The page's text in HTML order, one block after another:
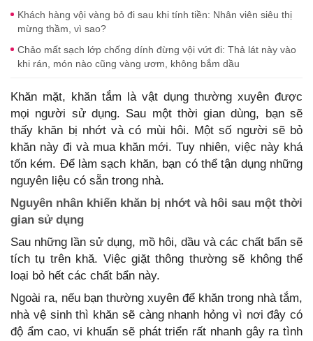
Khách hàng vội vàng bỏ đi sau khi tính tiền: Nhân viên siêu thị
mừng thầm, vì sao?
Chảo mất sạch lớp chống dính đừng vội vứt đi: Thả lát này vào
khi rán, món nào cũng vàng ươm, không bắm dầu
Khăn mặt, khăn tắm là vật dụng thường xuyên được
mọi người sử dụng. Sau một thời gian dùng, bạn sẽ
thấy khăn bị nhớt và có mùi hôi. Một số người sẽ bỏ
khăn này đi và mua khăn mới. Tuy nhiên, việc này khá
tốn kém. Để làm sạch khăn, bạn có thể tận dụng những
nguyên liệu có sẵn trong nhà.
Nguyên nhân khiến khăn bị nhớt và hôi sau một thời
gian sử dụng
Sau những lần sử dụng, mồ hôi, dầu và các chất bẩn sẽ
tích tụ trên khă. Việc giặt thông thường sẽ không thể
loại bỏ hết các chất bẩn này.
Ngoài ra, nếu bạn thường xuyên để khăn trong nhà tắm,
nhà vệ sinh thì khăn sẽ càng nhanh hỏng vì nơi đây có
độ ẩm cao, vi khuẩn sẽ phát triển rất nhanh gây ra tình